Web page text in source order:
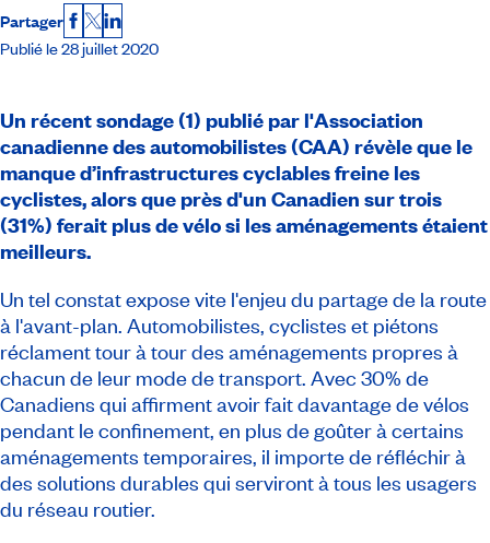
Partager Facebook
X LinkedIn
Publié le 28 juillet 2020
Un récent sondage (1) publié par l'Association
canadienne des automobilistes (CAA) révèle que le
manque d’infrastructures cyclables freine les
cyclistes, alors que près d'un Canadien sur trois
(31%) ferait plus de vélo si les aménagements étaient
meilleurs.
Un tel constat expose vite l'enjeu du partage de la route
à l'avant-plan. Automobilistes, cyclistes et piétons
réclament tour à tour des aménagements propres à
chacun de leur mode de transport. Avec 30% de
Canadiens qui affirment avoir fait davantage de vélos
pendant le confinement, en plus de goûter à certains
aménagements temporaires, il importe de réfléchir à
des solutions durables qui serviront à tous les usagers
du réseau routier.